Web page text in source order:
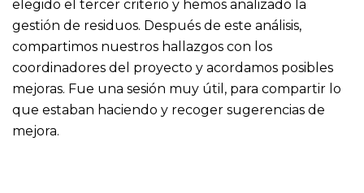
elegido el tercer criterio y hemos analizado la
gestión de residuos. Después de este análisis,
compartimos nuestros hallazgos con los
coordinadores del proyecto y acordamos posibles
mejoras. Fue una sesión muy útil, para compartir lo
que estaban haciendo y recoger sugerencias de
mejora.